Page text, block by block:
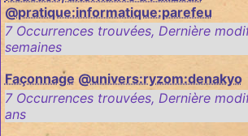
@pratique:informatique:parefeu
7 Occurrences trouvées, Dernière
semaines
Façonnage @univers:ryzom:denakyo
7 Occurrences trouvées, Dernière
ans